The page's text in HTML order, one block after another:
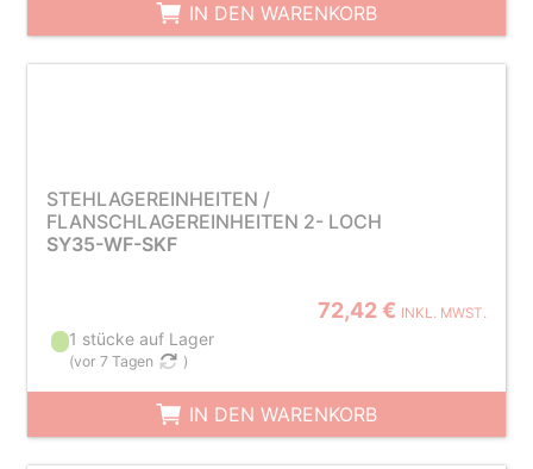
IN DEN WARENKORB
STEHLAGEREINHEITEN /
FLANSCHLAGEREINHEITEN 2- LOCH
SY35-WF-SKF
72,42 € INKL. MWST.
1 stücke auf Lager
(vor 7 Tagen )
IN DEN WARENKORB